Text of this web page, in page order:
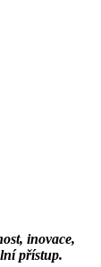
inovace,
přístup.